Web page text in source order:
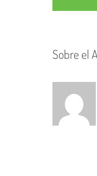
Sobre el